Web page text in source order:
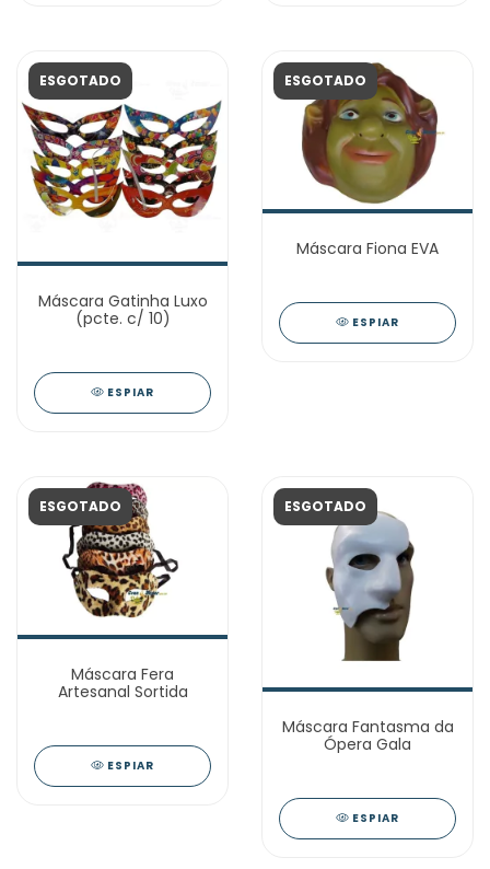
ESGOTADO
Máscara Gatinha Luxo
(pcte. c/ 10)
ESPIAR
ESGOTADO
Máscara Fiona EVA
ESPIAR
ESGOTADO
Máscara Fera
Artesanal Sortida
ESPIAR
ESGOTADO
Máscara Fantasma da
Ópera Gala
ESPIAR